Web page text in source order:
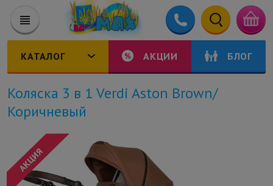
КАТАЛОГ АКЦИИ БЛОГ
Коляска 3 в 1 Verdi Aston Brown/
Коричневый